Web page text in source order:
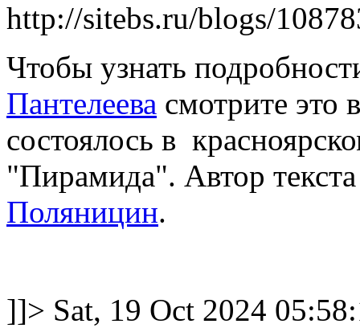
http://sitebs.ru/blogs/
Чтобы узнать
Пантелеева смотрите это
состоялось в
"Пирамида". Автор
Поляницин.
]]> Sat, 19 Oct 2024